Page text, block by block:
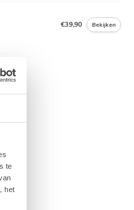
te
het
€39,90 Bekijken